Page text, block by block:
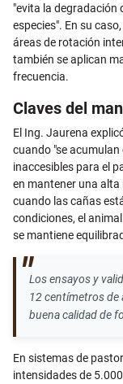
"evita la degradación
especies". En su
áreas de rotación
también se aplican
frecuencia.
Claves del
El Ing. Jaurena
cuando "se
inaccesibles para el
en mantener una
cuando las cañas
condiciones, el
se mantiene
Los ensayos y
12 centímetros de
buena calidad de
En sistemas de
intensidades de